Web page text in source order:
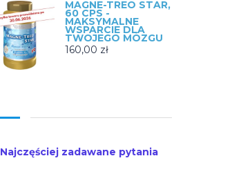
MAGNE-TREO STAR,
60 CPS -
MAKSYMALNE
WSPARCIE DLA
TWOJEGO MÓZGU
160,00 zł
Najczęściej zadawane pytania